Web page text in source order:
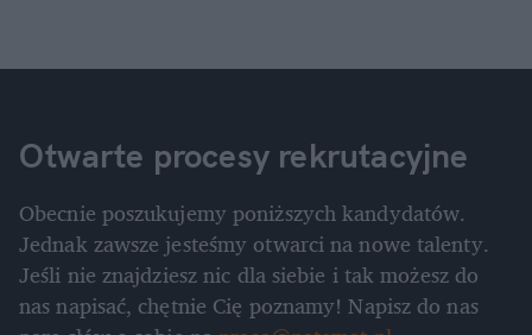
Otwarte procesy rekrutacyjne
Obecnie poszukujemy poniższych kandydatów.
Jednak zawsze jesteśmy otwarci na nowe talenty.
Jeśli nie znajdziesz nic dla siebie i tak możesz do
nas napisać, chętnie Cię poznamy! Napisz do nas